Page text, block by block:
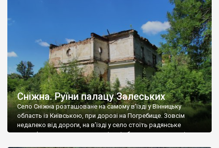
Наддністрянське відрізняється від більшості навколишніх
сіл. У селі є мурована Михайлівська церква. Точної дати […]
Сніжна. Руїни палацу Залеських
Село Сніжна розташоване на самому в’їзді у Вінницьку
область із Київською, при дорозі на Погребище. Зовсім
недалеко від дороги, на в’їзді у село стоїть радянське
рельєфне пано, яке показує жінку і яблуню, а трохи далі, десь